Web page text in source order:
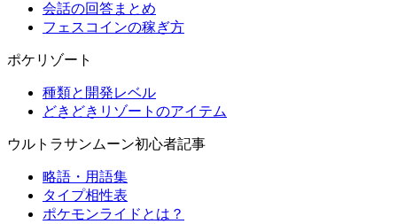
会話の回答まとめ
フェスコインの稼ぎ方
ポケリゾート
種類と開発レベル
どきどきリゾートのアイテム
ウルトラサンムーン初心者記事
略語・用語集
タイプ相性表
ポケモンライドとは？